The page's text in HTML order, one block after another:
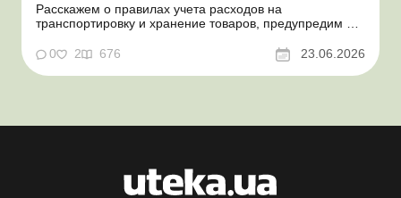
Расскажем о правилах учета расходов на
транспортировку и хранение товаров, предупредим о
нормативное обоснование. Проблемные расходы:
налоговые риски и судебная практика Казалось бы, в
этом вопросе неоднозначности быть не может. Но, как
0 2 676 23.06.2026